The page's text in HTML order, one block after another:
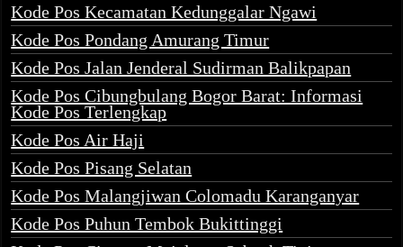
Kode Pos Kecamatan Kedunggalar Ngawi
Kode Pos Pondang Amurang Timur
Kode Pos Jalan Jenderal Sudirman Balikpapan
Kode Pos Cibungbulang Bogor Barat: Informasi
Kode Pos Terlengkap
Kode Pos Air Haji
Kode Pos Pisang Selatan
Kode Pos Malangjiwan Colomadu Karanganyar
Kode Pos Puhun Tembok Bukittinggi